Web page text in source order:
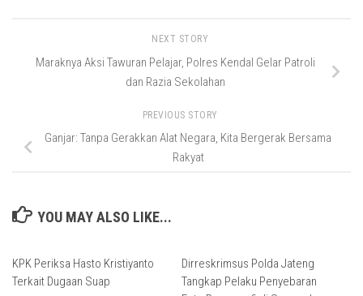
NEXT STORY
Maraknya Aksi Tawuran Pelajar, Polres Kendal Gelar Patroli
dan Razia Sekolahan
PREVIOUS STORY
Ganjar: Tanpa Gerakkan Alat Negara, Kita Bergerak Bersama
Rakyat
YOU MAY ALSO LIKE...
KPK Periksa Hasto Kristiyanto
Terkait Dugaan Suap
Dirreskrimsus Polda Jateng
Tangkap Pelaku Penyebaran